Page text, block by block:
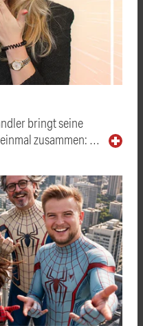
bringt seine
zusammen: …